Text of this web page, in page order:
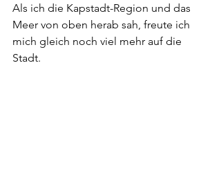
Als ich die Kapstadt-Region und das
Meer von oben herab sah, freute ich
mich gleich noch viel mehr auf die
Stadt.